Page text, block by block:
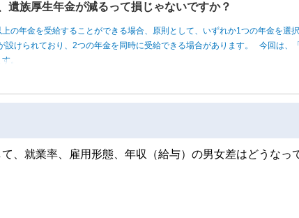
遺族厚生年金が減るって損じゃないですか？
の年金を受給することができる場合、原則として、いずれか1つの年金を選
設けられており、2つの年金を同時に受給できる場合があります。 今回は、
。
、就業率、雇用形態、年収（給与）の男女差はどうなっ